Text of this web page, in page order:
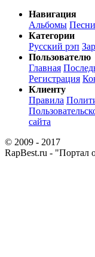
Навигация
Альбомы Песни
Категории
Русский рэп
Пользователю
Главная
Регистрация
Клиенту
Правила
сайта
© 2009 - 2017
RapBest.ru - "Портал